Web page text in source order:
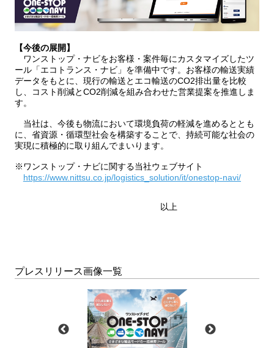
【今後の展開】
ワンストップ・ナビをお客様・案件毎にカスタマイズしたツ
ール「エコトランス・ナビ」を準備中です。お客様の輸送実績
データをもとに、現行の輸送とエコ輸送のCO2排出量を比較
し、コスト削減とCO2削減を組み合わせた営業提案を推進しま
す。
当社は、今後も物流において環境負荷の軽減を進めるととも
に、省資源・循環型社会を構築することで、持続可能な社会の
実現に積極的に取り組んでまいります。
※ワンストップ・ナビに関する当社ウェブサイト
https://www.nittsu.co.jp/logistics_solution/it/onestop-navi/
以上
プレスリリース画像一覧